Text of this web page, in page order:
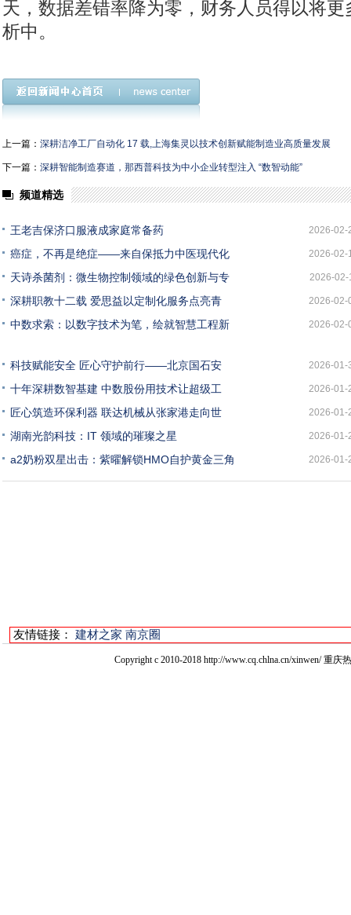
天，数据差错率降为零，财务人员得以将
析中。
上一篇： 深耕洁净工厂自动化 17 载,上海集灵以技术创新赋能制造业高质量发展
下一篇： 深耕智能制造赛道，那西普科技为中小企业转型注入 “数智动能”
频道精选
王老吉保济口服液成家庭常备药 2026-02-
癌症，不再是绝症——来自保抵力中医现代化 2026-02-
天诗杀菌剂：微生物控制领域的绿色创新与专 2026-02-
深耕职教十二载 爱思益以定制化服务点亮青 2026-02-
中数求索：以数字技术为笔，绘就智慧工程新 2026-02-
科技赋能安全 匠心守护前行——北京国石安 2026-01-
十年深耕数智基建 中数股份用技术让超级工 2026-01-
匠心筑造环保利器 联达机械从张家港走向世 2026-01-
湖南光韵科技：IT 领域的璀璨之星 2026-01-
a2奶粉双星出击：紫曜解锁HMO自护黄金三角 2026-01-
友情链接： 建材之家 南京圈
Copyright c 2010-2018 http://www.cq.chlna.cn/xinwen/ 重